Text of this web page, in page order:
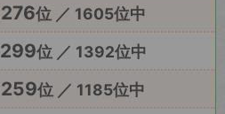
276位 ／ 1605位中
299位 ／ 1392位中
259位 ／ 1185位中